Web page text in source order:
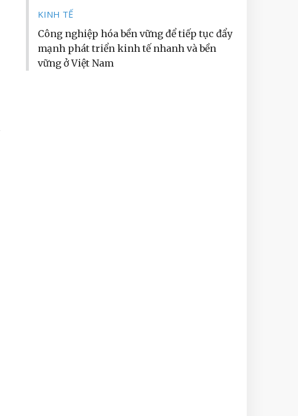
KINH TẾ
Công nghiệp hóa bền vững để tiếp tục đẩy
mạnh phát triển kinh tế nhanh và bền
vững ở Việt Nam